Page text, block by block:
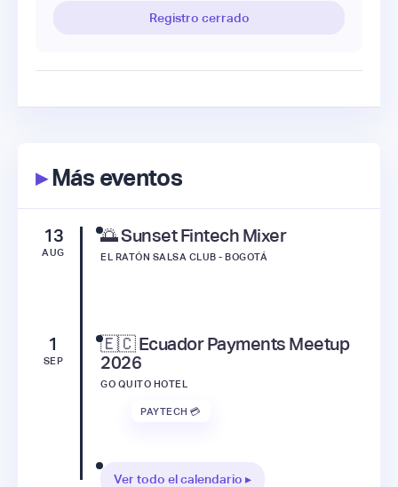
Registro cerrado
▸Más eventos
13
AUG
🌅 Sunset Fintech Mixer
EL RATÓN SALSA CLUB - BOGOTÁ
1
SEP
🇪🇨 Ecuador Payments Meetup
2026
GO QUITO HOTEL
PAYTECH 💳
Ver todo el calendario ▸